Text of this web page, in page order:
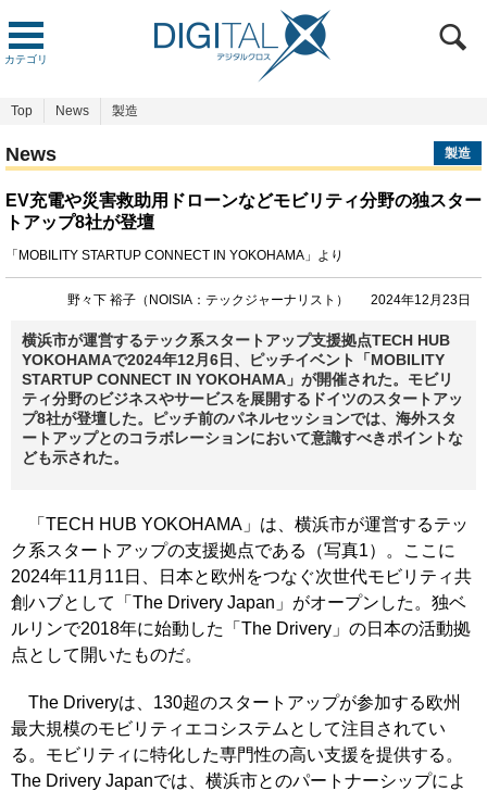
カテゴリ
Top News 製造
News 製造
EV充電や災害救助用ドローンなどモビリティ分野の独スター
トアップ8社が登壇
「MOBILITY STARTUP CONNECT IN YOKOHAMA」より
野々下 裕子（NOISIA：テックジャーナリスト） 2024年12月23日
横浜市が運営するテック系スタートアップ支援拠点TECH HUB
YOKOHAMAで2024年12月6日、ピッチイベント「MOBILITY
STARTUP CONNECT IN YOKOHAMA」が開催された。モビリ
ティ分野のビジネスやサービスを展開するドイツのスタートアッ
プ8社が登壇した。ピッチ前のパネルセッションでは、海外スタ
ートアップとのコラボレーションにおいて意識すべきポイントな
ども示された。
「TECH HUB YOKOHAMA」は、横浜市が運営するテッ
ク系スタートアップの支援拠点である（写真1）。ここに
2024年11月11日、日本と欧州をつなぐ次世代モビリティ共
創ハブとして「The Drivery Japan」がオープンした。独ベ
ルリンで2018年に始動した「The Drivery」の日本の活動拠
点として開いたものだ。
The Driveryは、130超のスタートアップが参加する欧州
最大規模のモビリティエコシステムとして注目されてい
る。モビリティに特化した専門性の高い支援を提供する。
The Drivery Japanでは、横浜市とのパートナーシップによ